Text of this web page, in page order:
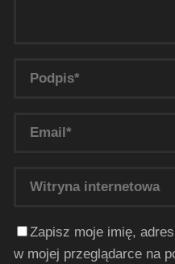
Zapisz moje imię,
w mojej przeglądarce na